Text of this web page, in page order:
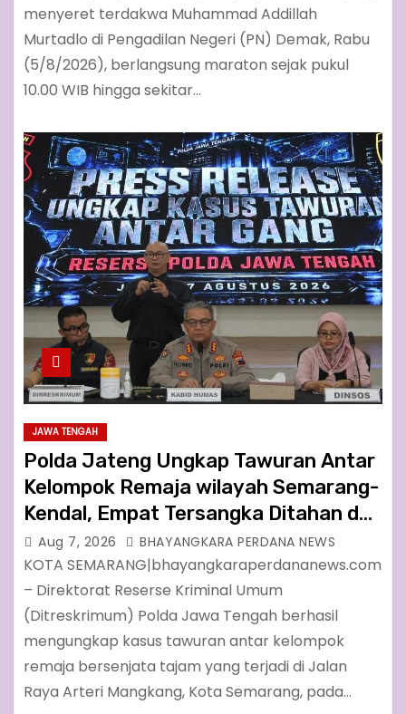
menyeret terdakwa Muhammad Addillah
Murtadlo di Pengadilan Negeri (PN) Demak, Rabu
(5/8/2026), berlangsung maraton sejak pukul
10.00 WIB hingga sekitar…
JAWA TENGAH
Polda Jateng Ungkap Tawuran Antar
Kelompok Remaja wilayah Semarang-
Kendal, Empat Tersangka Ditahan dan
17 DPO Diburu
Aug 7, 2026 BHAYANGKARA PERDANA NEWS
KOTA SEMARANG|bhayangkaraperdananews.com
– Direktorat Reserse Kriminal Umum
(Ditreskrimum) Polda Jawa Tengah berhasil
mengungkap kasus tawuran antar kelompok
remaja bersenjata tajam yang terjadi di Jalan
Raya Arteri Mangkang, Kota Semarang, pada…